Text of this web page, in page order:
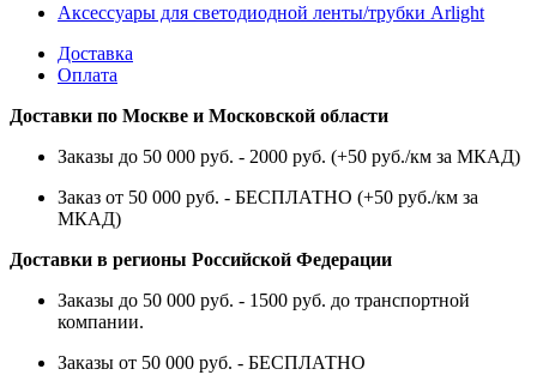
Аксессуары для светодиодной ленты/трубки Arlight
Доставка
Оплата
Доставки по Москве и Московской области
Заказы до 50 000 руб. - 2000 руб. (+50 руб./км за МКАД)
Заказ от 50 000 руб. - БЕСПЛАТНО (+50 руб./км за
МКАД)
Доставки в регионы Российской Федерации
Заказы до 50 000 руб. - 1500 руб. до транспортной
компании.
Заказы от 50 000 руб. - БЕСПЛАТНО